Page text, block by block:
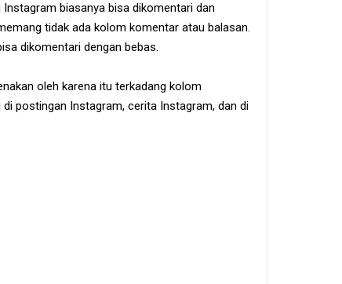
Instagram biasanya bisa dikomentari dan
tidak ada kolom komentar atau balasan.
dikomentari dengan bebas.
oleh karena itu terkadang kolom
postingan Instagram, cerita Instagram, dan di